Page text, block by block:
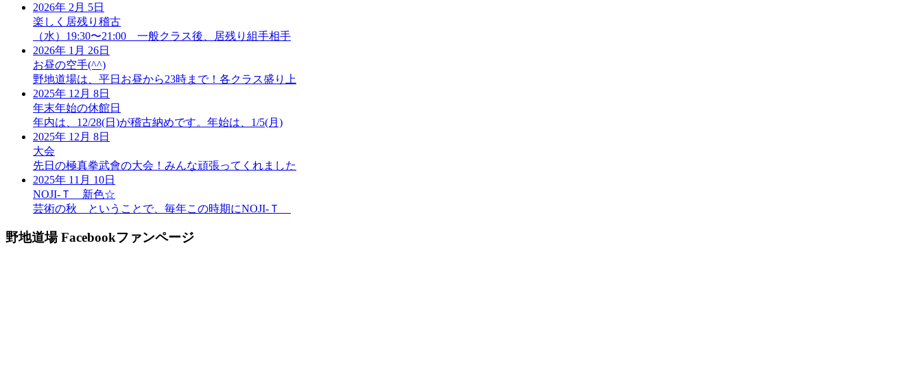
2026年 2月 5日
楽しく居残り稽古
（水）19:30〜21:00 一般クラス後、居残り組手相手
2026年 1月 26日
お昼の空手(^^)
野地道場は、平日お昼から23時まで！各クラス盛り上
2025年 12月 8日
年末年始の休館日
年内は、12/28(日)が稽古納めです。年始は、1/5(月)
2025年 12月 8日
大会
先日の極真拳武會の大会！みんな頑張ってくれました
2025年 11月 10日
NOJI‐Ｔ 新色☆
芸術の秋 ということで、毎年この時期にNOJI‐Ｔ
野地道場 Facebookファンページ